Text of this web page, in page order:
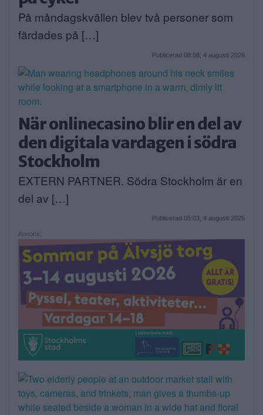
På måndagskvällen blev två personer som
färdades på […]
Publicerad 08:58, 4 augusti 2026
När onlinecasino blir en del av
den digitala vardagen i södra
Stockholm
EXTERN PARTNER. Södra Stockholm är en
del av […]
Publicerad 05:03, 4 augusti 2026
Annons: